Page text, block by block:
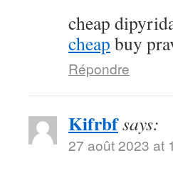
cheap
cheap buy
Répondre
Kifrbfsays:
27 août 2023 at